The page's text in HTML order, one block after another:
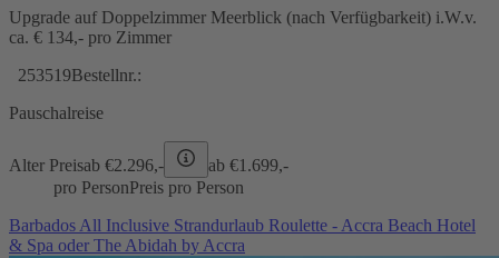
Upgrade auf Doppelzimmer Meerblick (nach Verfügbarkeit) i.W.v.
ca. € 134,- pro Zimmer
253519Bestellnr.:
Pauschalreise
Alter Preisab €2.296,- ab €1.699,-
pro PersonPreis pro Person
Barbados All Inclusive Strandurlaub Roulette - Accra Beach Hotel
& Spa oder The Abidah by Accra